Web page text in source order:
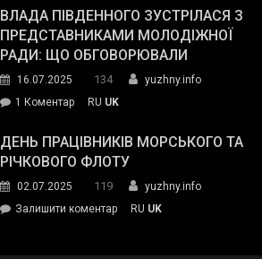
окупанти.
Маємо
діяти
команда
Південного
провів
інспекцію
укриття
ВЛАДА ПІВДЕННОГО ЗУСТРІЛАСЯ З
ПРЕДСТАВНИКАМИ МОЛОДІЖНОЇ
РАДИ: ЩО ОБГОВОРЮВАЛИ
16.07.2025 134
yuzhny.info
1 Коментардо
Південного
зустрілася
представниками
молодіжної
RU UK
ДЕНЬ ПРАЦІВНИКІВ МОРСЬКОГО ТА
РІЧКОВОГО ФЛОТУ
02.07.2025 119
yuzhny.info
Залишити коментарon
RU UK